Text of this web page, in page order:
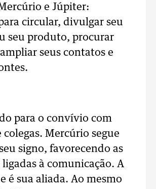
e Júpiter:
circular, divulgar seu
seu produto, procurar
seus contatos e
para o convívio com
colegas. Mercúrio segue
signo, favorecendo as
à comunicação. A
é sua aliada. Ao mesmo